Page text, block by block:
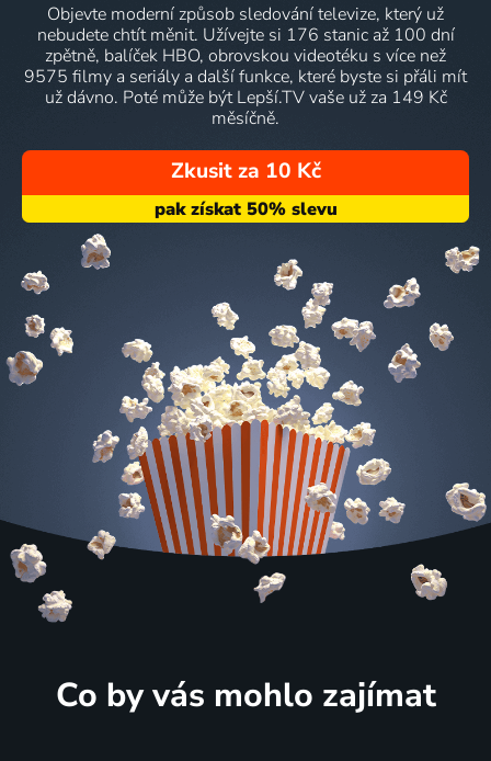
Objevte moderní způsob sledování televize, který už
nebudete chtít měnit. Užívejte si 176 stanic až 100 dní
zpětně, balíček HBO, obrovskou videotéku s více než
9575 filmy a seriály a další funkce, které byste si přáli mít
už dávno. Poté může být Lepší.TV vaše už za 149 Kč
měsíčně.
Zkusit za 10 Kč
Co by vás mohlo zajímat